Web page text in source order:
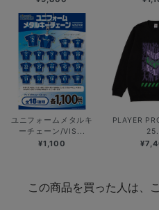
ユニフォームメタルキ
ーチェーン/VIS...
¥1,100
PLAYER
この商品を買った人は、